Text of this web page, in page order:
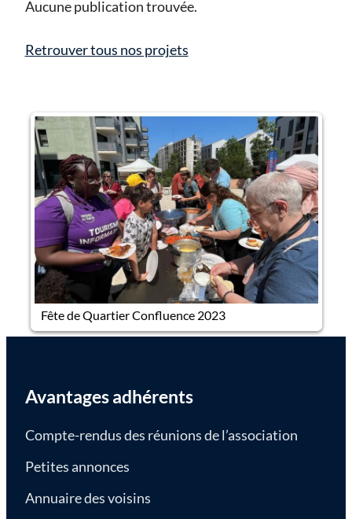
Aucune publication trouvée.
Retrouver tous nos projets
Fête de Quartier Confluence 2023
Avantages adhérents
Compte-rendus des réunions de l’association
Petites annonces
Annuaire des voisins